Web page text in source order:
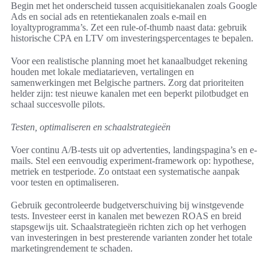
Begin met het onderscheid tussen acquisitiekanalen zoals Google
Ads en social ads en retentiekanalen zoals e-mail en
loyaltyprogramma’s. Zet een rule-of-thumb naast data: gebruik
historische CPA en LTV om investeringspercentages te bepalen.
Voor een realistische planning moet het kanaalbudget rekening
houden met lokale mediatarieven, vertalingen en
samenwerkingen met Belgische partners. Zorg dat prioriteiten
helder zijn: test nieuwe kanalen met een beperkt pilotbudget en
schaal succesvolle pilots.
Testen, optimaliseren en schaalstrategieën
Voer continu A/B-tests uit op advertenties, landingspagina’s en e-
mails. Stel een eenvoudig experiment-framework op: hypothese,
metriek en testperiode. Zo ontstaat een systematische aanpak
voor testen en optimaliseren.
Gebruik gecontroleerde budgetverschuiving bij winstgevende
tests. Investeer eerst in kanalen met bewezen ROAS en breid
stapsgewijs uit. Schaalstrategieën richten zich op het verhogen
van investeringen in best presterende varianten zonder het totale
marketingrendement te schaden.